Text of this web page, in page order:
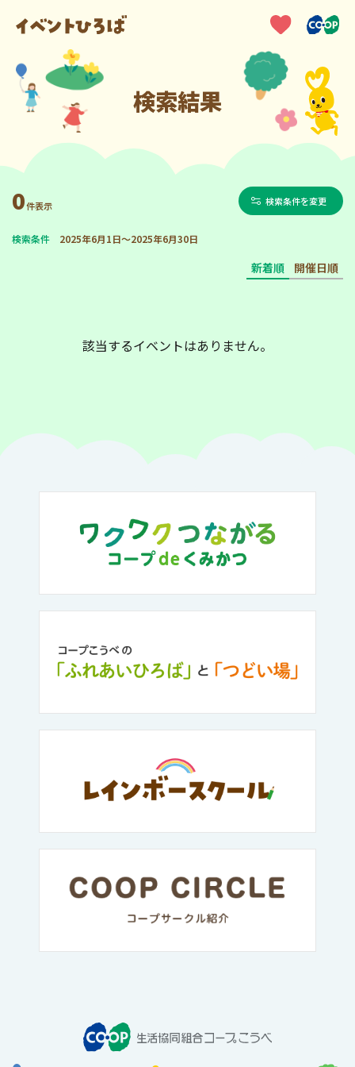
検索結果
0件表示 検索条件を変更
検索条件 2025年6月1日～2025年6月30日
新着順 開催日順
該当するイベントはありません。